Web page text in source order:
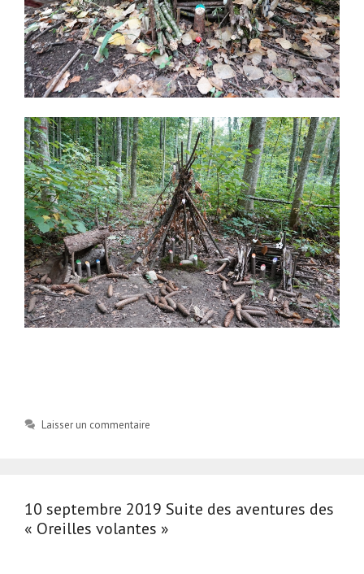
Laisser un commentaire
10 septembre 2019 Suite des aventures des
« Oreilles volantes »